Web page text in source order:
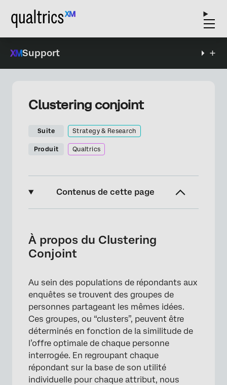
Support
Clustering conjoint
Suite Strategy & Research
Produit Qualtrics
Contenus de cette page
Préparation d’une enquête pour le clustering
Activation des clusters
utilisées dans les clusters
Clusters recommandés
Appliquer les Clusters aux Rapports et au
Simulateur
À propos du Clustering
Conjoint
Au sein des populations de répondants aux
enquêtes se trouvent des groupes de
personnes partageant les mêmes idées.
Ces groupes, ou “clusters”, peuvent être
déterminés en fonction de la similitude de
l’offre optimale de chaque personne
interrogée. En regroupant chaque
répondant sur la base de son utilité
individuelle pour chaque attribut, nous